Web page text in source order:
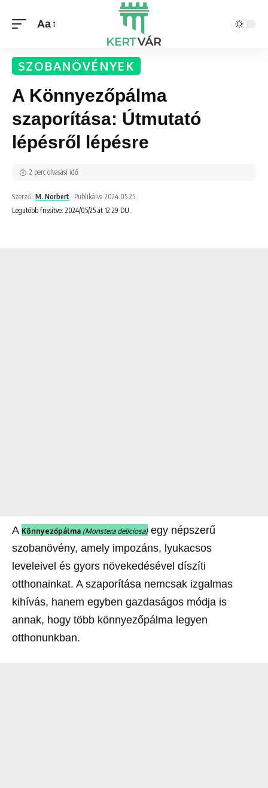
Aa
SZOBANÖVÉNYEK
A Könnyezőpálma
szaporítása: Útmutató
lépésről lépésre
Legutóbb frissítve: 2024/05/25 at 12:29 DU.
Szerző: M. Norbert Publikálva 2024.05.25.
2 perc olvasási idő
A Könnyezőpálma (Monstera deliciosa)egy népszerű
szobanövény, amely impozáns, lyukacsos
leveleivel és gyors növekedésével díszíti
otthonainkat. A szaporítása nemcsak izgalmas
kihívás, hanem egyben gazdaságos módja is
annak, hogy több könnyezőpálma legyen
otthonunkban.